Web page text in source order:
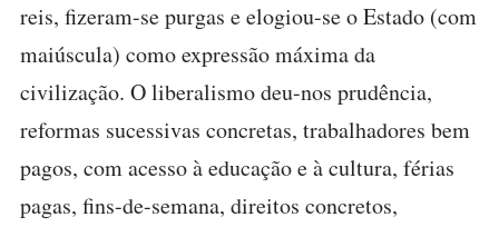
reis, fizeram-se purgas e elogiou-se o Estado (com
maiúscula) como expressão máxima da
civilização. O liberalismo deu-nos prudência,
reformas sucessivas concretas, trabalhadores bem
pagos, com acesso à educação e à cultura, férias
pagas, fins-de-semana, direitos concretos,